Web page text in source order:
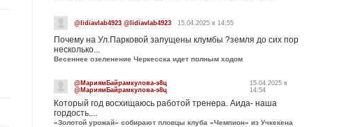
@lidiavlab4923 @lidiavlab4923 15.04.2025 в 14:55
Почему на Ул.Парковой запущены клумбы ?земля до сих пор
несколько...
Весеннее озеленение Черкесска идет полным ходом
@МариямБайрамкулова-э8ц
@МариямБайрамкулова-э8ц
15.04.2025 в
14:54
Который год восхищаюсь работой тренера. Аида- наша
гордость....
«Золотой урожай» собирают пловцы клуба «Чемпион» из Учкекена